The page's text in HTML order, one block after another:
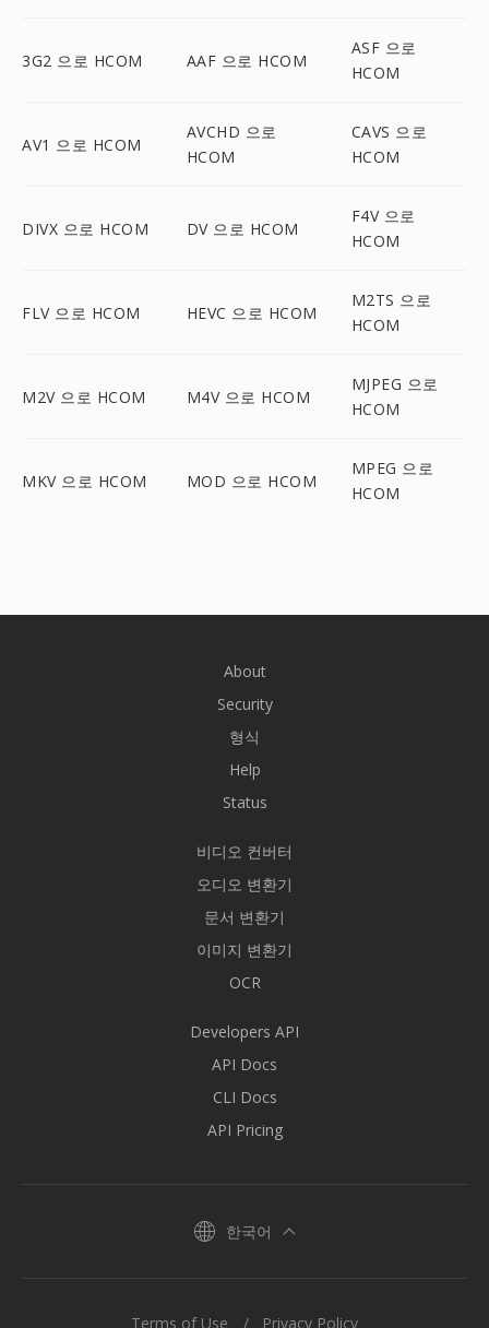
3G2 으로 HCOM AAF 으로 HCOM
ASF 으로
HCOM
AV1 으로 HCOM
AVCHD 으로
HCOM
CAVS 으로
HCOM
DIVX 으로 HCOM DV 으로 HCOM
F4V 으로
HCOM
FLV 으로 HCOM HEVC 으로 HCOM
M2TS 으로
HCOM
M2V 으로 HCOM M4V 으로 HCOM
MJPEG 으로
HCOM
MKV 으로 HCOM MOD 으로 HCOM
MPEG 으로
HCOM
About
Security
형식
Help
Status
비디오 컨버터
오디오 변환기
문서 변환기
이미지 변환기
OCR
Developers API
API Docs
CLI Docs
API Pricing
한국어
Terms of Use Privacy Policy